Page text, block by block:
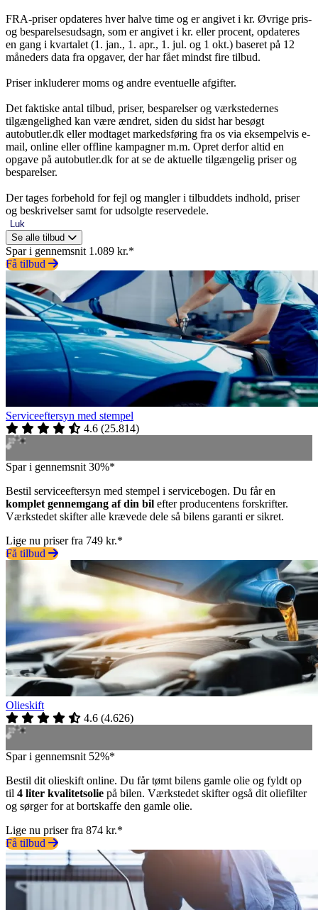
FRA-priser opdateres hver halve time og er angivet i kr. Øvrige pris-
og besparelsesudsagn, som er angivet i kr. eller procent, opdateres
en gang i kvartalet (1. jan., 1. apr., 1. jul. og 1 okt.) baseret på 12
måneders data fra opgaver, der har fået mindst fire tilbud.
Priser inkluderer moms og andre eventuelle afgifter.
Det faktiske antal tilbud, priser, besparelser og værkstedernes
tilgængelighed kan være ændret, siden du sidst har besøgt
autobutler.dk eller modtaget markedsføring fra os via eksempelvis e-
mail, online eller offline kampagner m.m. Opret derfor altid en
opgave på autobutler.dk for at se de aktuelle tilgængelig priser og
besparelser.
Der tages forbehold for fejl og mangler i tilbuddets indhold, priser
og beskrivelser samt for udsolgte reservedele.
Luk
Se alle tilbud
Spar i gennemsnit 1.089 kr.*
Få tilbud
Serviceeftersyn med stempel
4.6 (25.814)
Spar i gennemsnit 30%*
Bestil serviceeftersyn med stempel i servicebogen. Du får en
komplet gennemgang af din bil efter producentens forskrifter.
Værkstedet skifter alle krævede dele så bilens garanti er sikret.
Lige nu priser fra 749 kr.*
Få tilbud
Olieskift
4.6 (4.626)
Spar i gennemsnit 52%*
Bestil dit olieskift online. Du får tømt bilens gamle olie og fyldt op
til 4 liter kvalitetsolie på bilen. Værkstedet skifter også dit oliefilter
og sørger for at bortskaffe den gamle olie.
Lige nu priser fra 874 kr.*
Få tilbud